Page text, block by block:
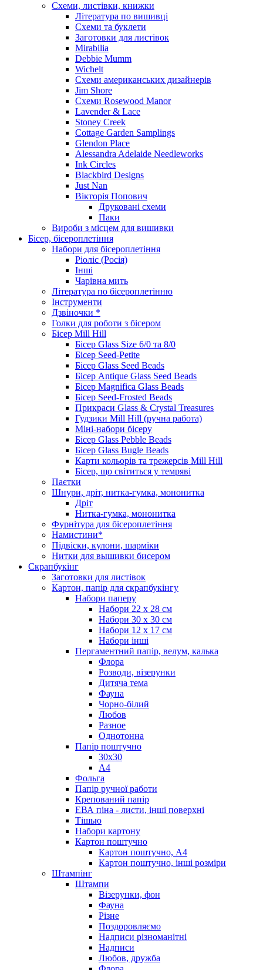
Схеми, листівки, книжки
Література по вишивці
Схеми та буклети
Заготовки для листівок
Mirabilia
Debbie Mumm
Wichelt
Схеми американських дизайнерів
Jim Shore
Cхеми Rosewood Manor
Lavender & Lace
Stoney Creek
Cottage Garden Samplings
Glendon Place
Alessandra Adelaide Needleworks
Ink Circles
Blackbird Designs
Just Nan
Вікторія Попович
Друковані схеми
Паки
Вироби з місцем для вишивки
Бісер, бісероплетіння
Набори для бісероплетіння
Ріоліс (Росія)
Інші
Чарівна мить
Література по бісероплетінню
Інструменти
Дзвіночки *
Голки для роботи з бісером
Бісер Mill Hill
Бісер Glass Size 6/0 та 8/0
Бісер Seed-Petite
Бісер Glass Seed Beads
Бісер Antique Glass Seed Beads
Бісер Magnifica Glass Beads
Бісер Seed-Frosted Beads
Прикраси Glass & Crystal Treasures
Гудзики Mill Hill (ручна работа)
Міні-набори бісеру
Бісер Glass Pebble Beads
Бісер Glass Bugle Beads
Карти кольорів та трежерсів Mill Hill
Бісер, що світиться у темряві
Паєтки
Шнури, дріт, нитка-гумка, мононитка
Дріт
Нитка-гумка, мононитка
Фурнітура для бісероплетіння
Намистини*
Підвіски, кулони, шарміки
Нитки для вышивки бисером
Скрапбукінг
Заготовки для листівок
Картон, папір для скрапбукінгу
Набори паперу
Набори 22 х 28 см
Набори 30 х 30 см
Набори 12 х 17 см
Набори інші
Пергаментний папір, велум, калька
Флора
Розводи, візерунки
Дитяча тема
Фауна
Чорно-білий
Любов
Разное
Однотонна
Папір поштучно
30х30
А4
Фольга
Папір ручної работи
Крепований папір
ЕВА піна - листи, інші поверхні
Тішью
Набори картону
Картон поштучно
Картон поштучно, А4
Картон поштучно, інші розміри
Штампінг
Штампи
Візерунки, фон
Фауна
Різне
Поздоровляємо
Надписи різноманітні
Надписи
Любов, дружба